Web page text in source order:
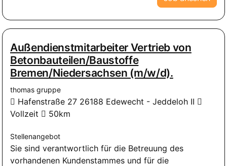
Außendienstmitarbeiter Vertrieb von
Betonbauteilen/Baustoffe
Bremen/Niedersachsen (m/w/d).
thomas gruppe
Hafenstraße 27 26188 Edewecht - Jeddeloh II
Vollzeit
50km
Stellenangebot
Sie sind verantwortlich für die Betreuung des
vorhandenen Kundenstammes und für die